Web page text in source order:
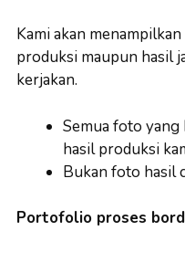
Kami akan
produksi maupun hasil
kerjakan.
Semua foto yang
hasil produksi
Bukan foto hasil
Portofolio proses